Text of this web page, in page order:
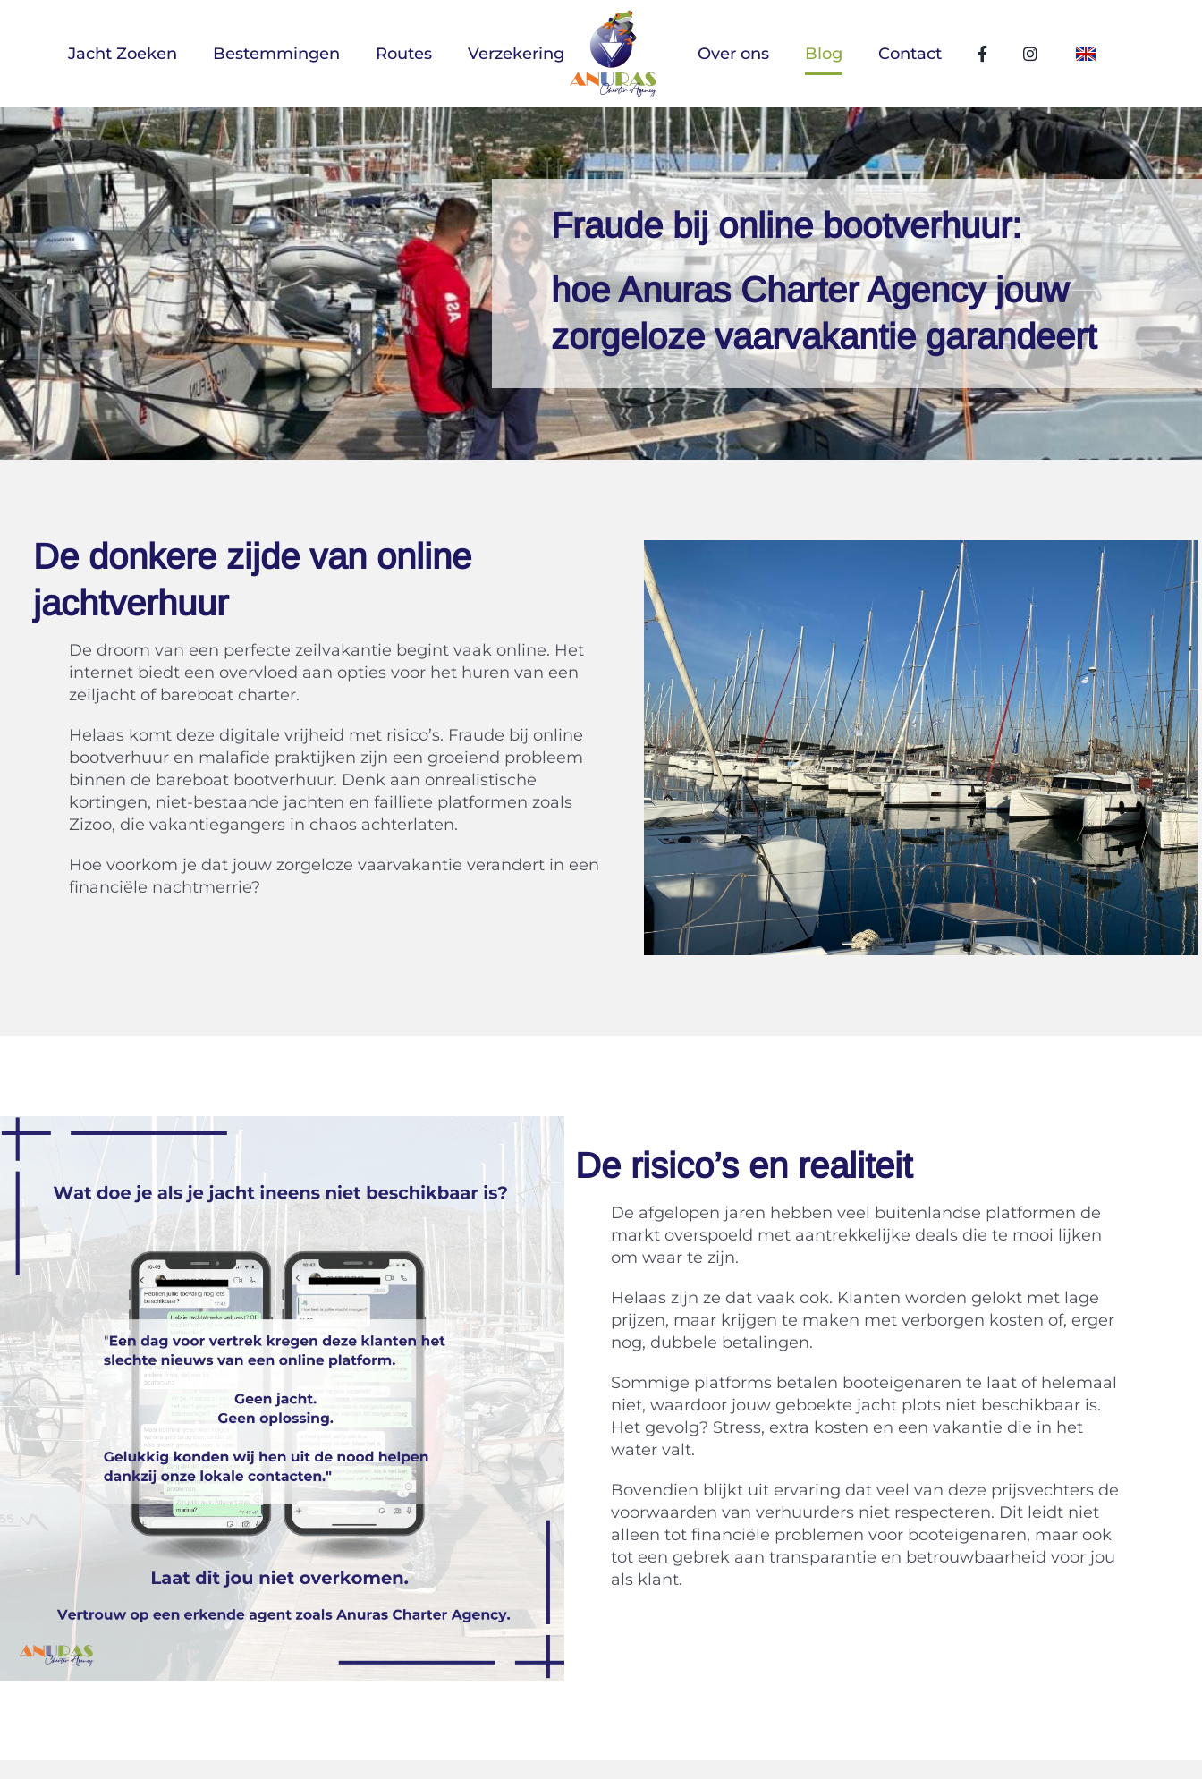
Jacht Zoeken Bestemmingen Routes Over ons Blog Contact
Verzekering
Fraude bij online bootverhuur:
hoe Anuras Charter Agency jouw
zorgeloze vaarvakantie garandeert
De donkere zijde van online
jachtverhuur
De droom van een perfecte zeilvakantie begint vaak online. Het
internet biedt een overvloed aan opties voor het huren van een
zeiljacht of bareboat charter.
Helaas komt deze digitale vrijheid met risico’s. Fraude bij online
bootverhuur en malafide praktijken zijn een groeiend probleem
binnen de bareboat bootverhuur. Denk aan onrealistische
kortingen, niet-bestaande jachten en failliete platformen zoals
Zizoo, die vakantiegangers in chaos achterlaten.
Hoe voorkom je dat jouw zorgeloze vaarvakantie verandert in een
financiële nachtmerrie?
De risico’s en realiteit
De afgelopen jaren hebben veel buitenlandse platformen de
markt overspoeld met aantrekkelijke deals die te mooi lijken
om waar te zijn.
Helaas zijn ze dat vaak ook. Klanten worden gelokt met lage
prijzen, maar krijgen te maken met verborgen kosten of, erger
nog, dubbele betalingen.
Sommige platforms betalen booteigenaren te laat of helemaal
niet, waardoor jouw geboekte jacht plots niet beschikbaar is.
Het gevolg? Stress, extra kosten en een vakantie die in het
water valt.
Bovendien blijkt uit ervaring dat veel van deze prijsvechters de
voorwaarden van verhuurders niet respecteren. Dit leidt niet
alleen tot financiële problemen voor booteigenaren, maar ook
tot een gebrek aan transparantie en betrouwbaarheid voor jou
als klant.